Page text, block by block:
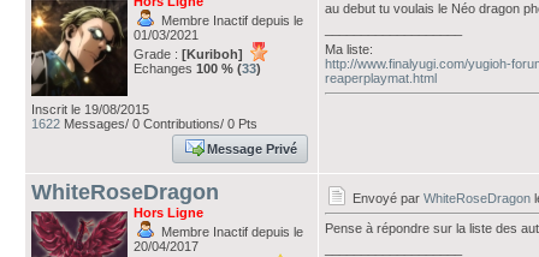
Membre Inactif depuis le
01/03/2021
Grade : [Kuriboh]
Echanges 100 % (33)
Inscrit le 19/08/2015
1622 Messages/ 0 Contributions/ 0 Pts
Message Privé
au debut tu voulais le Néo dragon
Ma liste:
http://www.finalyugi.com/yugioh-
reaperplaymat.html
WhiteRoseDragon
Hors Ligne
Membre Inactif depuis le
20/04/2017
Envoyé par WhiteRoseDragon
Pense à répondre sur la liste des